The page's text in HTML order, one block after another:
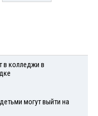
в колледжи в
могут выйти на